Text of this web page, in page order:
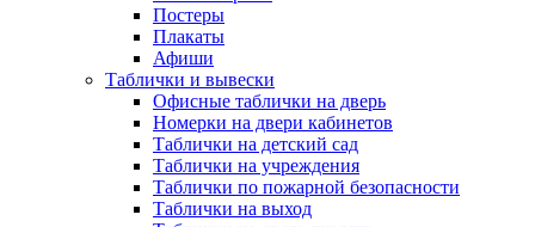
Постеры
Плакаты
Афиши
Таблички и вывески
Офисные таблички на дверь
Номерки на двери кабинетов
Таблички на детский сад
Таблички на учреждения
Таблички по пожарной безопасности
Таблички на выход